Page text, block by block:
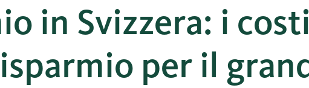
in Svizzera: i
per il